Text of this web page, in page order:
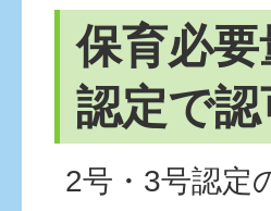
保育必
認定で
2号・3号認定